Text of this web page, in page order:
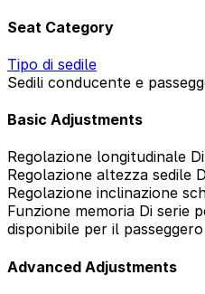
Seat Category
Tipo di sedile
Sedili conducente e
Basic Adjustments
Regolazione longitudinale
Regolazione altezza sedile
Regolazione inclinazione
Funzione memoria Di serie
disponibile per il passeggero
Advanced Adjustments